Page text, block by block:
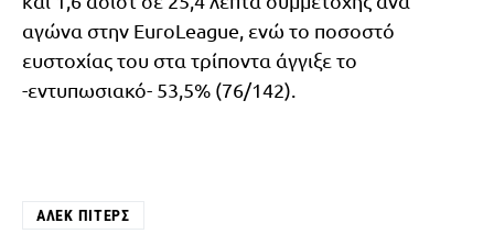
αγώνα στην EuroLeague, ενώ το ποσοστό
ευστοχίας του στα τρίποντα άγγιξε το
-εντυπωσιακό- 53,5% (76/142).
ΆΛΕΚ ΠΊΤΕΡΣ